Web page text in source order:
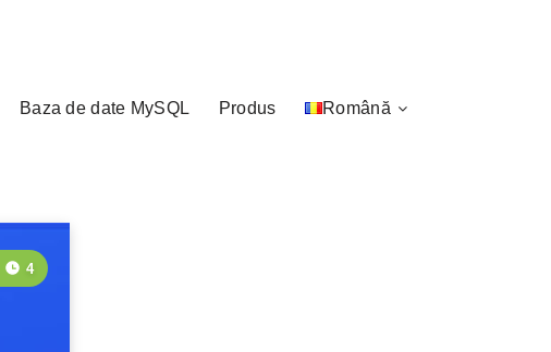
Baza de date MySQL Produs Română
4